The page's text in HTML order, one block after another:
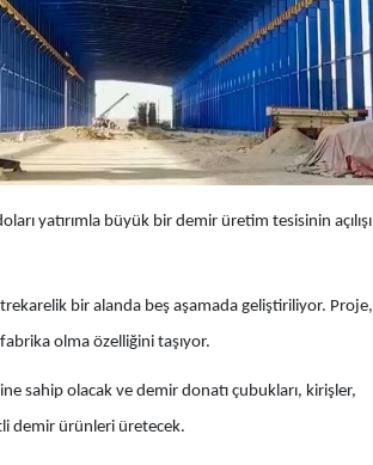
yatırımla büyük bir demir üretim tesisinin açılışı
bir alanda beş aşamada geliştiriliyor. Proje,
olma özelliğini taşıyor.
sahip olacak ve demir donatı çubukları, kirişler,
demir ürünleri üretecek.